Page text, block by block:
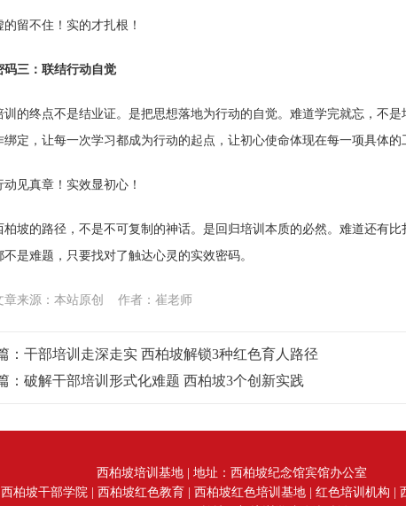
的留不住！实的才扎根！
码三：联结行动自觉
训的终点不是结业证。是把思想落地为行动的自觉。难道学完就忘，不
绑定，让每一次学习都成为行动的起点，让初心使命体现在每一项具体的
动见真章！实效显初心！
柏坡的路径，不是不可复制的神话。是回归培训本质的必然。难道还有
不是难题，只要找对了触达心灵的实效密码。
章来源：本站原创 作者：崔老师
： 干部培训走深走实 西柏坡解锁3种红色育人路径
： 破解干部培训形式化难题 西柏坡3个创新实践
西柏坡培训基地 | 地址：西柏坡纪念馆宾馆办公室
西柏坡干部学院
西柏坡红色教育 西柏坡红色培训基地 红色培训机构